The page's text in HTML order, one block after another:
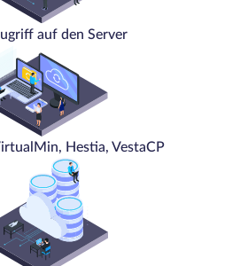
auf den Server
Hestia, VestaCP